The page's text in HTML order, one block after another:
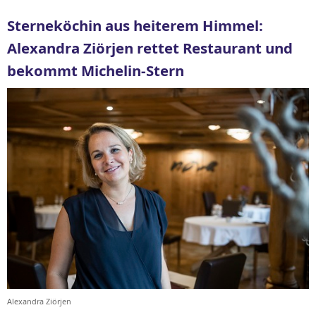
Sterneköchin aus heiterem Himmel:
Alexandra Ziörjen rettet Restaurant und
bekommt Michelin-Stern
Alexandra Ziörjen